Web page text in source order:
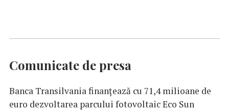
Comunicate de presa
Banca Transilvania finanțează cu 71,4 milioane de
euro dezvoltarea parcului fotovoltaic Eco Sun